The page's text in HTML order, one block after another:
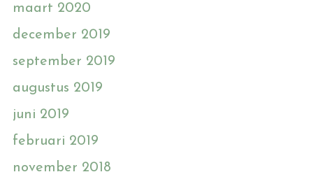
maart 2020
december 2019
september 2019
augustus 2019
juni 2019
februari 2019
november 2018